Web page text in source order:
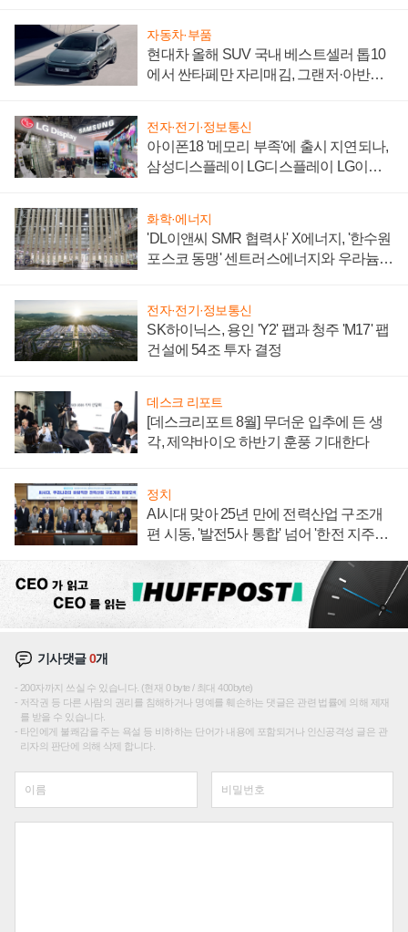
자동차·부품
현대차 올해 SUV 국내 베스트셀러 톱10
에서 싼타페만 자리매김, 그랜저·아반떼
전자·전기·정보통신
아이폰18 '메모리 부족'에 출시 지연되나,
삼성디스플레이 LG디스플레이 LG이노
화학·에너지
'DL이앤씨 SMR 협력사' X에너지, '한수원
포스코 동맹' 센트러스에너지와 우라늄
전자·전기·정보통신
SK하이닉스, 용인 'Y2' 팹과 청주 'M17' 팹
건설에 54조 투자 결정
데스크 리포트
[데스크리포트 8월] 무더운 입추에 든 생
각, 제약바이오 하반기 훈풍 기대한다
정치
AI시대 맞아 25년 만에 전력산업 구조개
편 시동, '발전5사 통합' 넘어 '한전 지주사'
기사댓글0개
200자까지 쓰실 수 있습니다. (현재 0 byte / 최대 400byte)
저작권 등 다른 사람의 권리를 침해하거나 명예를 훼손하는 댓글은 관련 법률에 의해 제재
를 받을 수 있습니다.
타인에게 불쾌감을 주는 욕설 등 비하하는 단어가 내용에 포함되거나 인신공격성 글은 관
리자의 판단에 의해 삭제 합니다.